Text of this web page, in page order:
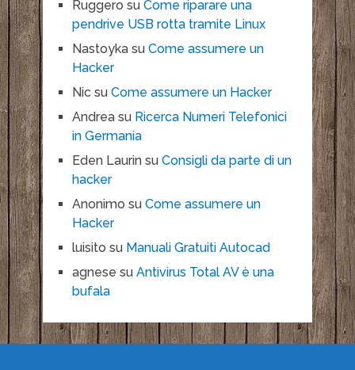
Ruggero su Come riparare una
pendrive USB rotta tramite Linux
Nastoykasu Come assumere un
Hacker
Nicsu Come assumere un Hacker
Andreasu Ricerca Numeri Telefonici
in Germania
Eden Laurinsu Consigli da parte di un
hacker
Anonimo su Come assumere un
Hacker
luisito su Manuali Gratuiti Autocad
agnese su Antivirus Total AV è una
bufala